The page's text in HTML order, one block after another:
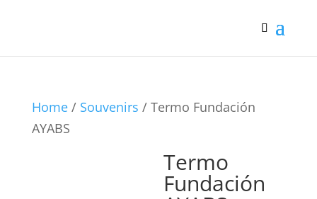
Home/ Souvenirs / Termo Fundación
AYABS
Termo
Fundación